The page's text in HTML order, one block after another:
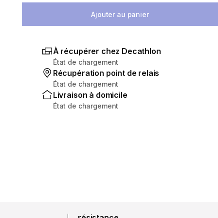
Ajouter au panier
À récupérer chez Decathlon
État de chargement
Récupération point de relais
État de chargement
Livraison à domicile
État de chargement